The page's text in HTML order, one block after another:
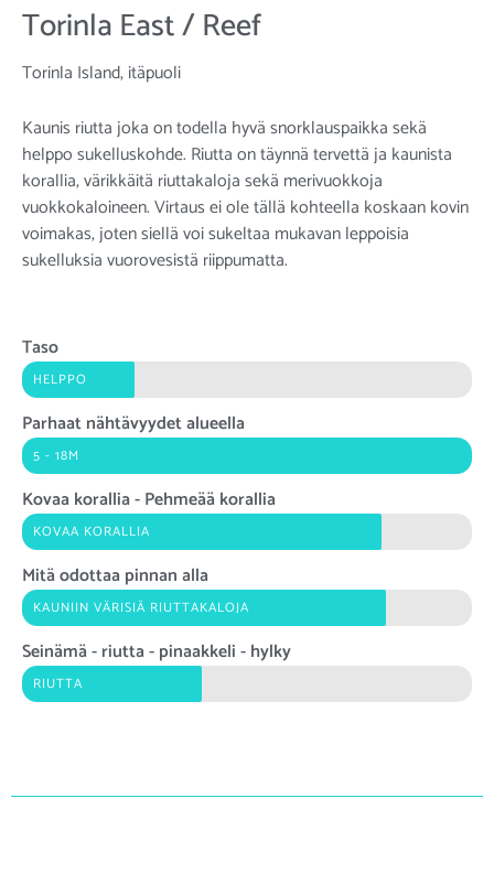
Torinla East / Reef
Torinla Island, itäpuoli
Kaunis riutta joka on todella hyvä snorklauspaikka sekä
helppo sukelluskohde. Riutta on täynnä tervettä ja kaunista
korallia, värikkäitä riuttakaloja sekä merivuokkoja
vuokkokaloineen. Virtaus ei ole tällä kohteella koskaan kovin
voimakas, joten siellä voi sukeltaa mukavan leppoisia
sukelluksia vuorovesistä riippumatta.
Taso
HELPPO
Parhaat nähtävyydet alueella
5 - 18M
Kovaa korallia - Pehmeää korallia
KOVAA KORALLIA
Mitä odottaa pinnan alla
KAUNIIN VÄRISIÄ RIUTTAKALOJA
Seinämä - riutta - pinaakkeli - hylky
RIUTTA